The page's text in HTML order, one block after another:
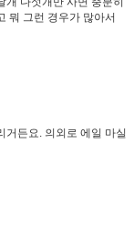
뭐 그런 경우가 많아서
거든요. 의외로 에일 마실